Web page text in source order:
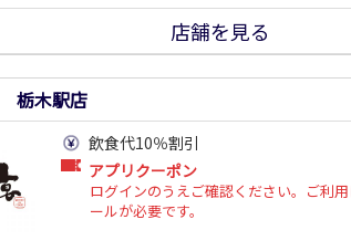
店舗を見る
栃木駅店
飲食代10％割引
アプリクーポン
ログインのうえご確認ください。ご利
ールが必要です。